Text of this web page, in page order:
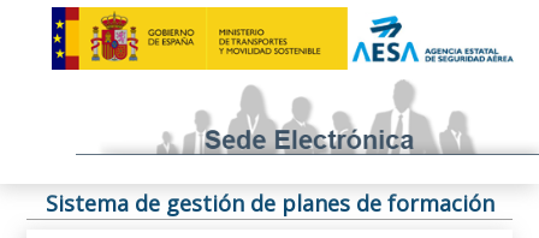
Sistema de gestión de planes de formación